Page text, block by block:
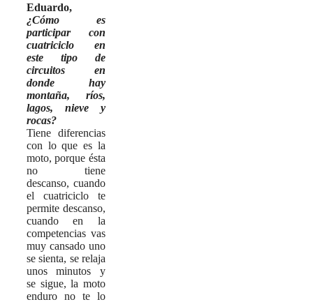
Eduardo,
¿Cómo es
participar con
cuatriciclo en
este tipo de
circuitos en
donde hay
montaña, ríos,
lagos, nieve y
rocas?
Tiene diferencias
con lo que es la
moto, porque ésta
no tiene
descanso, cuando
el cuatriciclo te
permite descanso,
cuando en la
competencias vas
muy cansado uno
se sienta, se relaja
unos minutos y
se sigue, la moto
enduro no te lo